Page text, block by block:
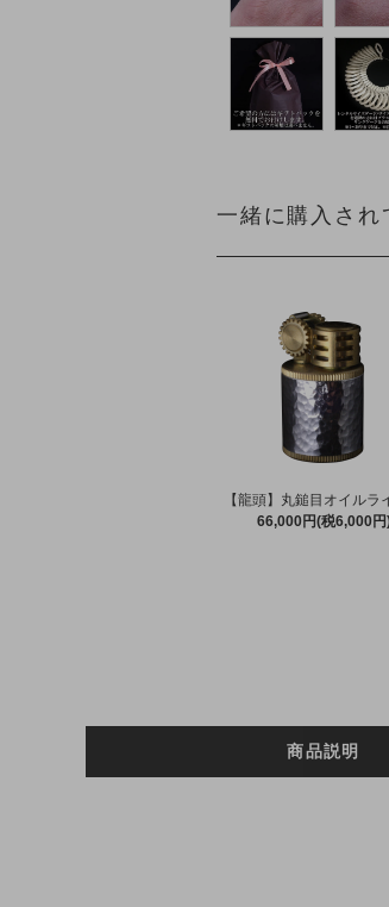
一緒に購入され
【龍頭】丸鎚目オイルラ
66,000円(税6,000円
商品説明